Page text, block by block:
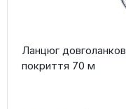
Ланцюг
покриття 70 м